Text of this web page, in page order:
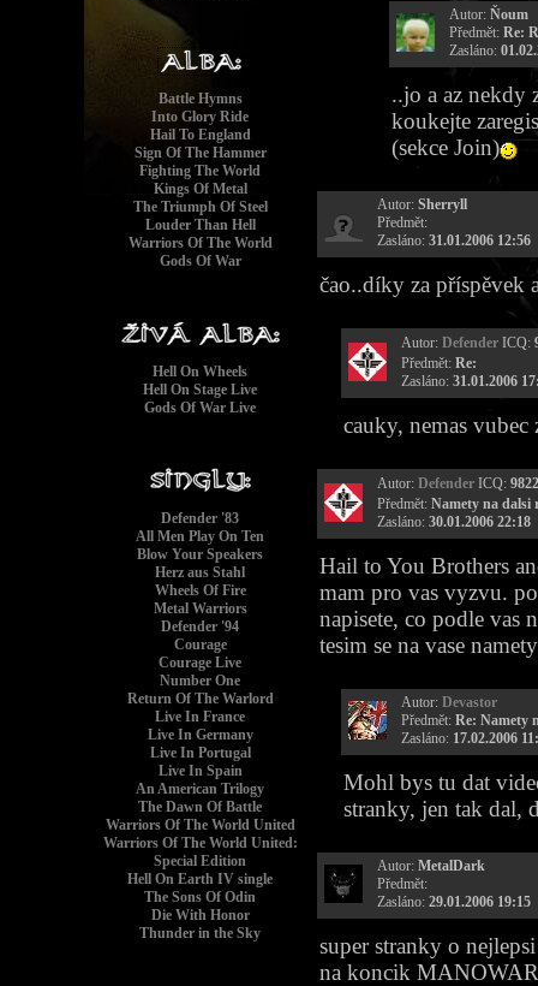
Battle Hymns
Into Glory Ride
Hail To England
Sign Of The Hammer
Fighting The World
Kings Of Metal
The Triumph Of Steel
Louder Than Hell
Warriors Of The World
Gods Of War
Hell On Wheels
Hell On Stage Live
Gods Of War Live
Defender '83
All Men Play On Ten
Blow Your Speakers
Herz aus Stahl
Wheels Of Fire
Metal Warriors
Defender '94
Courage
Courage Live
Number One
Return Of The Warlord
Live In France
Live In Germany
Live In Portugal
Live In Spain
An American Trilogy
The Dawn Of Battle
Warriors Of The World United
Warriors Of The World United:
Special Edition
Hell On Earth IV single
The Sons Of Odin
Die With Honor
Thunder in the Sky
Autor: Ňoum
Předmět: Re:
Zasláno:
..jo a az nekdy
koukejte
(sekce Join)
Autor: Sherryll
Předmět:
Zasláno: 31.01.2006 12:56
čao..díky za příspěvek
Autor: Defender ICQ:
Předmět: Re:
Zasláno: 31.01.2006
cauky, nemas vubec
Autor: Defender ICQ:
Předmět: Namety na dalsi
Zasláno: 30.01.2006 22:18
Hail to You Brothers
mam pro vas vyzvu.
napisete, co podle vas
tesim se na vase
Autor: Devastor
Předmět: Re: Namety
Zasláno: 17.02.2006
Mohl bys tu dat
stranky, jen tak dal,
Autor: MetalDark
Předmět:
Zasláno: 29.01.2006 19:15
super stranky o
na koncik MANOWAR